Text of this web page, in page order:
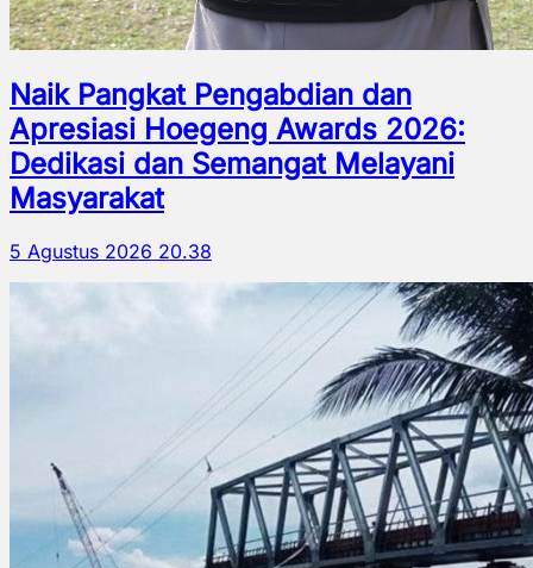
Naik Pangkat Pengabdian dan
Apresiasi Hoegeng Awards 2026:
Dedikasi dan Semangat Melayani
Masyarakat
5 Agustus 2026 20.38